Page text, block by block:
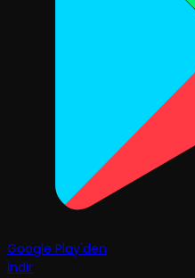
Google Play'den
İndir